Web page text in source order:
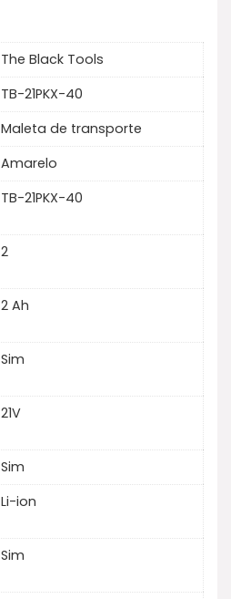
The Black Tools
TB-21PKX-40
Maleta de transporte
Amarelo
TB-21PKX-40
2
2 Ah
Sim
21V
Sim
Li-ion
Sim